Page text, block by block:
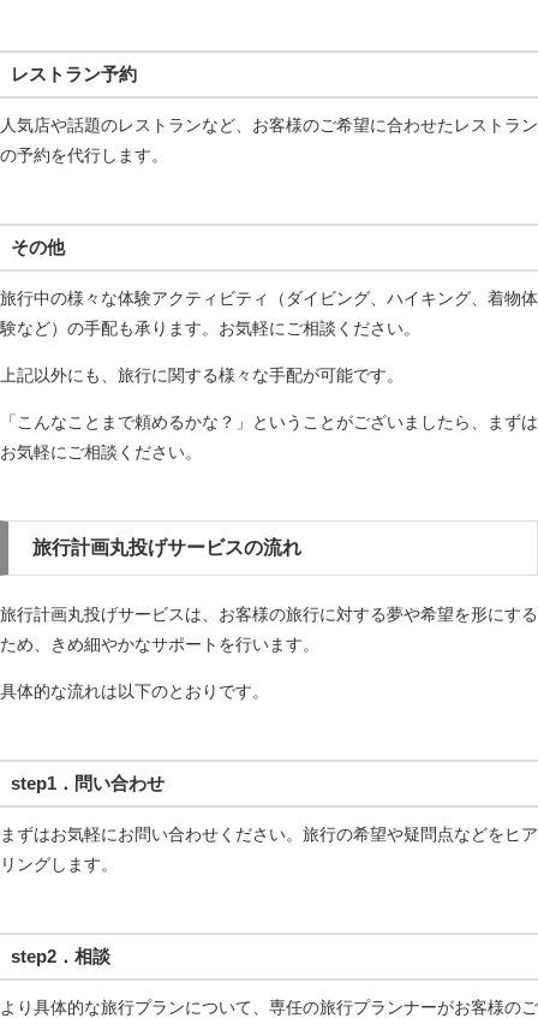
レストラン予約
人気店や話題のレストランなど、お客様のご希望に合わせたレストラン
の予約を代行します。
その他
旅行中の様々な体験アクティビティ（ダイビング、ハイキング、着物体
験など）の手配も承ります。お気軽にご相談ください。
上記以外にも、旅行に関する様々な手配が可能です。
「こんなことまで頼めるかな？」ということがございましたら、まずは
お気軽にご相談ください。
旅行計画丸投げサービスの流れ
旅行計画丸投げサービスは、お客様の旅行に対する夢や希望を形にする
ため、きめ細やかなサポートを行います。
具体的な流れは以下のとおりです。
step1．問い合わせ
まずはお気軽にお問い合わせください。旅行の希望や疑問点などをヒア
リングします。
step2．相談
より具体的な旅行プランについて、専任の旅行プランナーがお客様のご